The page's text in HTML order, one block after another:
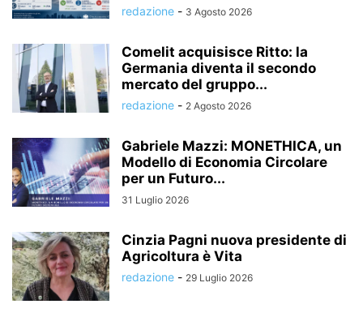
redazione - 3 Agosto 2026
Comelit acquisisce Ritto: la
Germania diventa il secondo
mercato del gruppo...
redazione - 2 Agosto 2026
Gabriele Mazzi: MONETHICA, un
Modello di Economia Circolare
per un Futuro...
31 Luglio 2026
Cinzia Pagni nuova presidente di
Agricoltura è Vita
redazione - 29 Luglio 2026